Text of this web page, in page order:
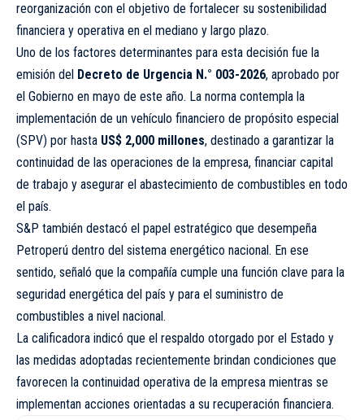
reorganización con el objetivo de fortalecer su sostenibilidad
financiera y operativa en el mediano y largo plazo.
Uno de los factores determinantes para esta decisión fue la
emisión del Decreto de Urgencia N.° 003-2026, aprobado por
el Gobierno en mayo de este año. La norma contempla la
implementación de un vehículo financiero de propósito especial
(SPV) por hasta US$ 2,000 millones, destinado a garantizar la
continuidad de las operaciones de la empresa, financiar capital
de trabajo y asegurar el abastecimiento de combustibles en todo
el país.
S&P también destacó el papel estratégico que desempeña
Petroperú dentro del sistema energético nacional. En ese
sentido, señaló que la compañía cumple una función clave para la
seguridad energética del país y para el suministro de
combustibles a nivel nacional.
La calificadora indicó que el respaldo otorgado por el Estado y
las medidas adoptadas recientemente brindan condiciones que
favorecen la continuidad operativa de la empresa mientras se
implementan acciones orientadas a su recuperación financiera.